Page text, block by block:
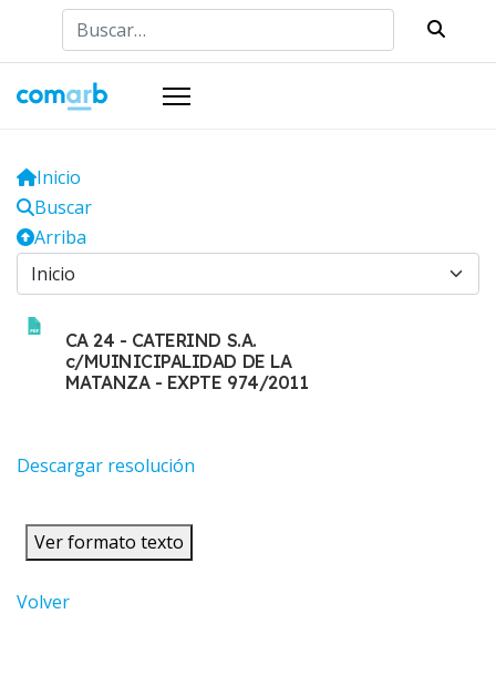
Buscar
Inicio
Buscar
Arriba
CA 24 - CATERIND S.A.
c/MUINICIPALIDAD DE LA
MATANZA - EXPTE 974/2011
Descargar resolución
Ver formato texto
Volver